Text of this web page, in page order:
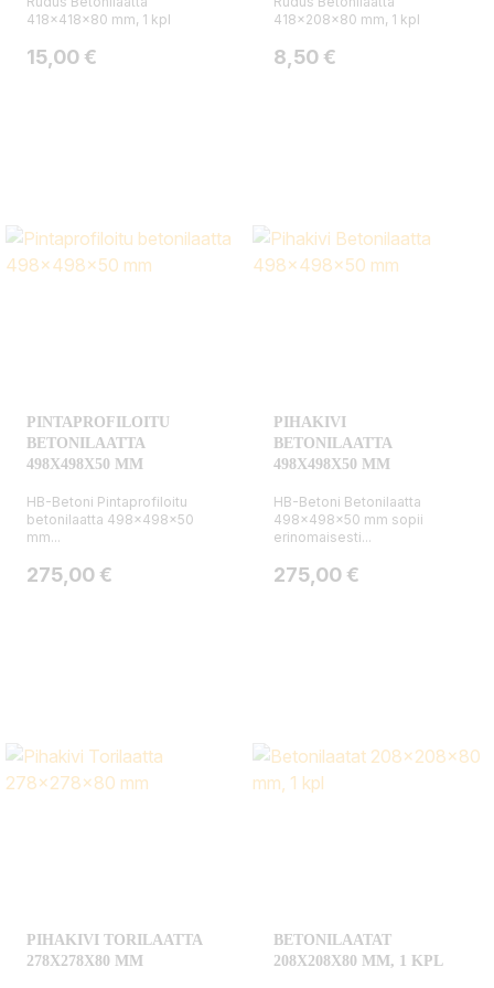
418x418x80 mm, 1 kpl
Hinta
15,00 €
418x208x80 mm, 1 kpl
Hinta
8,50 €
PINTAPROFILOITU
BETONILAATTA
498X498X50 MM
HB-Betoni Pintaprofiloitu
betonilaatta 498x498x50
mm...
Hinta
275,00 €
PIHAKIVI
BETONILAATTA
498X498X50 MM
HB-Betoni Betonilaatta
498x498x50 mm sopii
erinomaisesti...
Hinta
275,00 €
PIHAKIVI TORILAATTA
278X278X80 MM
BETONILAATAT
208X208X80 MM, 1 KPL